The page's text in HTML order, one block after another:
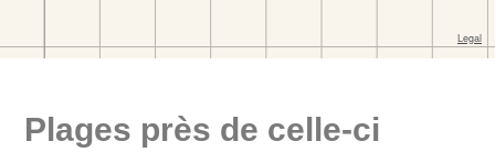
Plages près de celle-ci